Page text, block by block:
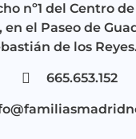
nº1 del Centro
en el Paseo de
de los
665.653.152